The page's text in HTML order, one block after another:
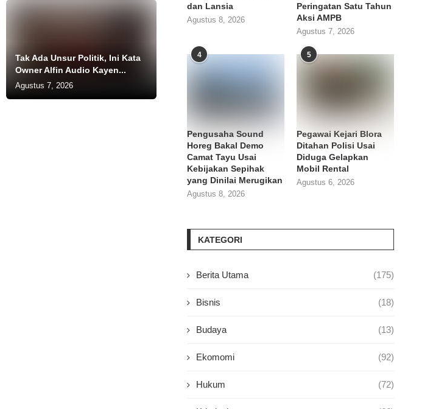
Tak Ada Unsur Politik, Ini Kata
Owner Alfin Audio Kayen...
Agustus 7, 2026
dan Lansia
Agustus 8, 2026
Peringatan Satu Tahun
Aksi AMPB
Agustus 7, 2026
4
Pengusaha Sound
Horeg Bakal Demo
Camat Tayu Usai
Kebijakan Sepihak
yang Dinilai Merugikan
Agustus 8, 2026
5
Pegawai Kejari Blora
Ditahan Polisi Usai
Diduga Gelapkan
Mobil Rental
Agustus 6, 2026
KATEGORI
Berita Utama (175)
Bisnis (18)
Budaya (13)
Ekomomi (92)
Hukum (72)